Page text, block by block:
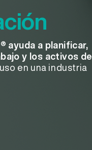
ayuda a planificar,
y los activos de
en una industria